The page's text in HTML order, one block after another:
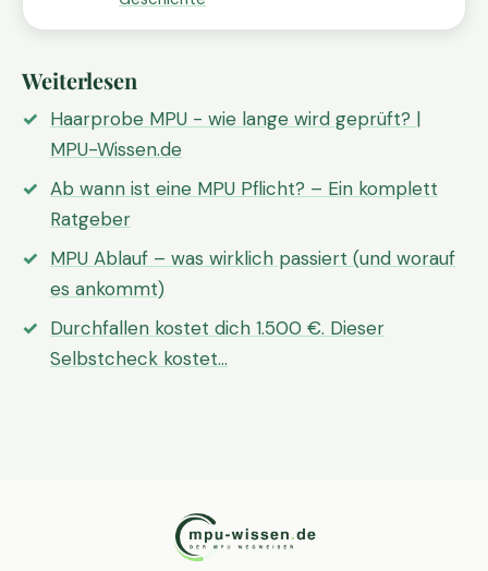
Weiterlesen
Haarprobe MPU - wie lange wird geprüft? |
MPU-Wissen.de
Ab wann ist eine MPU Pflicht? – Ein komplett
Ratgeber
MPU Ablauf – was wirklich passiert (und worauf
es ankommt)
Durchfallen kostet dich 1.500 €. Dieser
Selbstcheck kostet…